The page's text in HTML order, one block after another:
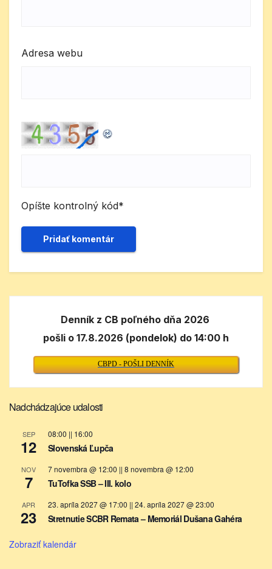
Adresa webu
Opíšte kontrolný kód*
Denník z CB poľného dňa 2026
pošli o 17.8.2026 (pondelok) do 14:00 h
CBPD - POŠLI DENNÍK
Nadchádzajúce udalosti
SEP
12
08:00 || 16:00
Slovenská Ľupča
NOV
7
7 novembra @ 12:00 || 8 novembra @ 12:00
TuTofka SSB – III. kolo
APR
23
23. apríla 2027 @ 17:00 || 24. apríla 2027 @ 23:00
Stretnutie SCBR Remata – Memoriál Dušana Gahéra
Zobraziť kalendár